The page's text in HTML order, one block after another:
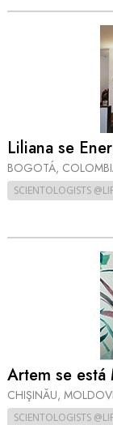
Liliana se
BOGOTÁ,
SCIENTOLOGISTS
Artem se
CHIŞINĂU,
SCIENTOLOGISTS